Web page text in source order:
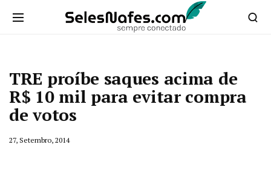
TRE proíbe saques acima de
R$ 10 mil para evitar compra
de votos
27, Setembro, 2014